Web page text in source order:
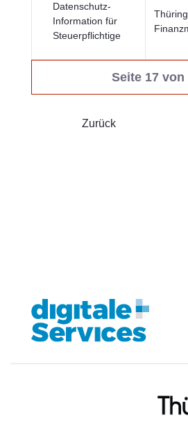
Datenschutz-
Information für
Steuerpflichtige
Seite 17 von
Zurück